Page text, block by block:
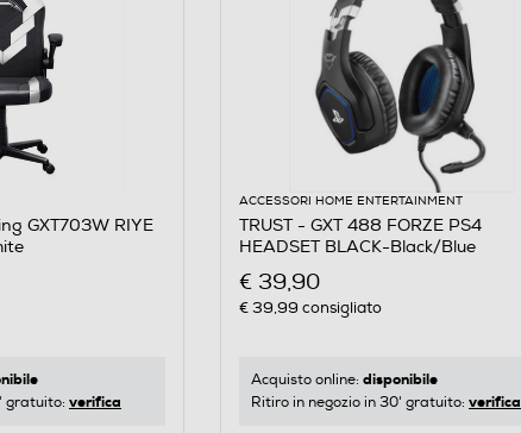
GXT703W RIYE
gratuito: verifica
ACCESSORI HOME ENTERTAINMENT
TRUST - GXT 488 FORZE PS4
HEADSET BLACK-Black/Blue
€ 39,90
€ 39,99 consigliato
Acquisto online: disponibile
Ritiro in negozio in 30' gratuito: verifica